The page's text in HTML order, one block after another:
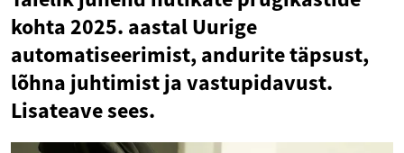
kohta 2025. aastal Uurige
automatiseerimist, andurite täpsust,
lõhna juhtimist ja vastupidavust.
Lisateave sees.